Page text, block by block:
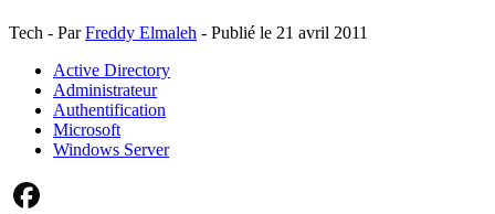
Tech - ParFreddy Elmaleh - Publié le 21 avril 2011
Active Directory
Administrateur
Authentification
Microsoft
Windows Server